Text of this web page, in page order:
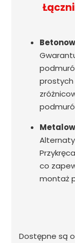
prostych
co
montaż
Dostępne są